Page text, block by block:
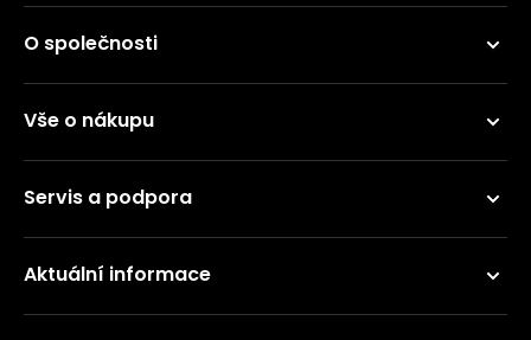
O společnosti
Vše o nákupu
Servis a podpora
Aktuální informace